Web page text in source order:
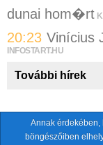
dunai hom�rt
20:23 Vinícius
INFOSTART.HU
További hírek
A fentiekkel együtt
© 2026 Nemzeti.net - E-
Annak érdekében,
böngészőiben